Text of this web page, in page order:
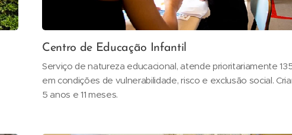
Centro de Educação Infantil
Serviço de natureza educacional, atende prioritariamente
em condições de vulnerabilidade, risco e exclusão social.
5 anos e 11 meses.